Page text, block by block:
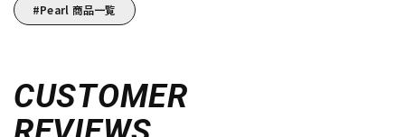
Pearl 商品一覧
CUSTOMER